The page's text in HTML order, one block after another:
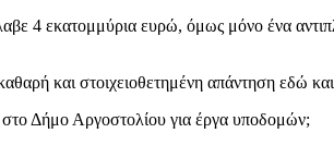
4 εκατομμύρια ευρώ, όμως μόνο ένα
και στοιχειοθετημένη απάντηση εδώ
Δήμο Αργοστολίου για έργα υποδομών;